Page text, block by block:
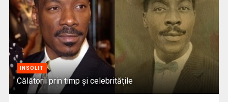
INSOLIT
Călătorii prin timp şi celebrităţile